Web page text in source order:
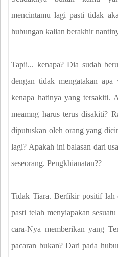
mencintamu lagi pasti tidak
hubungan kalian berakhir
Tapii... kenapa? Dia sudah
dengan tidak mengatakan
kenapa hatinya yang tersakiti.
meamng harus terus disakiti?
diputuskan oleh orang yang
lagi? Apakah ini balasan dari
seseorang. Pengkhianatan??
Tidak Tiara. Berfikir positif lah
pasti telah menyiapakan
cara-Nya memberikan yang
pacaran bukan? Dari pada